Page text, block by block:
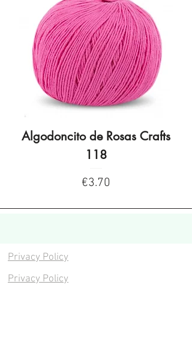
Algodoncito de Rosas Crafts
118
Price
€3.70
Privacy Policy
Privacy Policy